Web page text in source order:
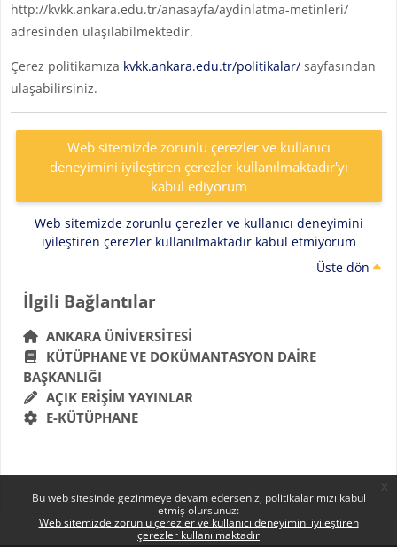
Bu web sitesinde gezinmeye devam ederseniz, politikalarımızı kabul
etmiş olursunuz:
Web sitemizde zorunlu çerezler ve kullanıcı deneyimini iyileştiren
çerezler kullanılmaktadır
http://kvkk.ankara.edu.tr/anasayfa/aydinlatma-metinleri/
adresinden ulaşılabilmektedir.
Çerez politikamıza kvkk.ankara.edu.tr/politikalar/sayfasından
ulaşabilirsiniz.
Web sitemizde zorunlu çerezler ve kullanıcı
deneyimini iyileştiren çerezler kullanılmaktadır'yı
kabul ediyorum
Web sitemizde zorunlu çerezler ve kullanıcı deneyimini
iyileştiren çerezler kullanılmaktadır kabul etmiyorum
Üste dön
Bloklar
İlgili Bağlantılar 'yı atla
İlgili Bağlantılar
ANKARA ÜNIVERSITESI
KÜTÜPHANE VE DOKÜMANTASYON DAIRE
BAŞKANLIĞI
AÇIK ERIŞIM YAYINLAR
E-KÜTÜPHANE